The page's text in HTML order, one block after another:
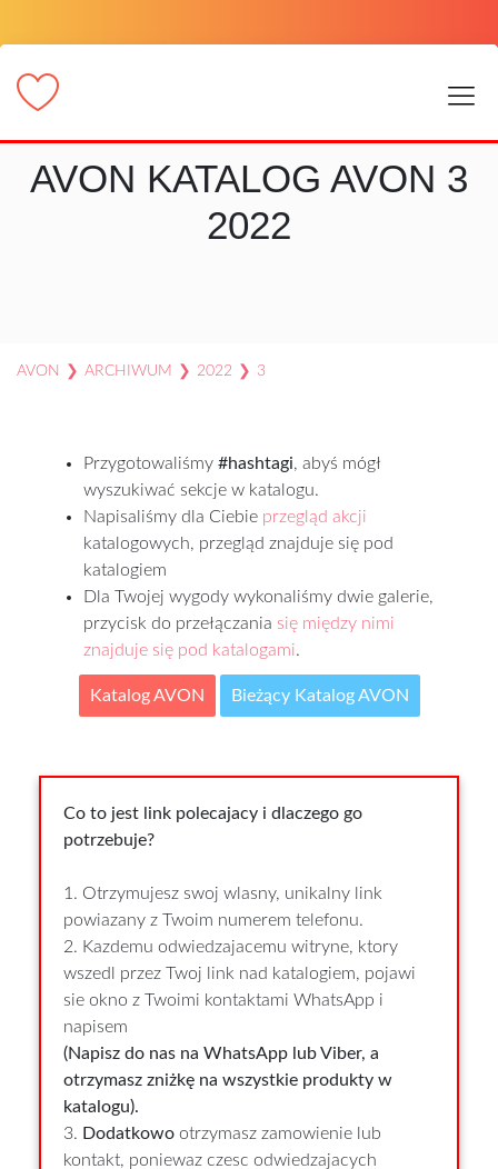
AVON KATALOG AVON 3
2022
AVON ❯ ARCHIWUM ❯ 2022 ❯ 3
Przygotowaliśmy #hashtagi, abyś mógł
wyszukiwać sekcje w katalogu.
Napisaliśmy dla Ciebie przegląd akcji
katalogowych, przegląd znajduje się pod
katalogiem
Dla Twojej wygody wykonaliśmy dwie galerie,
przycisk do przełączania się między nimi
znajduje się pod katalogami.
Katalog AVON Bieżący Katalog AVON
Co to jest link polecajacy i dlaczego go
potrzebuje?
1. Otrzymujesz swoj wlasny, unikalny link
powiazany z Twoim numerem telefonu.
2. Kazdemu odwiedzajacemu witryne, ktory
wszedl przez Twoj link nad katalogiem, pojawi
sie okno z Twoimi kontaktami WhatsApp i
napisem
(Napisz do nas na WhatsApp lub Viber, a
otrzymasz zniżkę na wszystkie produkty w
katalogu).
3. Dodatkowo otrzymasz zamowienie lub
kontakt, poniewaz czesc odwiedzajacych